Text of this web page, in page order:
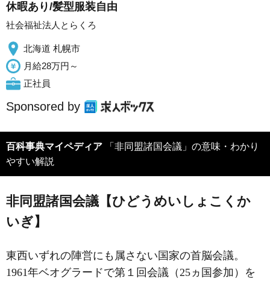
休暇あり/髪型服装自由
社会福祉法人とらくろ
北海道 札幌市
月給28万円～
正社員
Sponsored by
百科事典マイペディア 「非同盟諸国会議」の意味・わかり
やすい解説
非同盟諸国会議【ひどうめいしょこくか
いぎ】
東西いずれの陣営にも属さない国家の首脳会議。
1961年ベオグラードで第１回会議（25ヵ国参加）を